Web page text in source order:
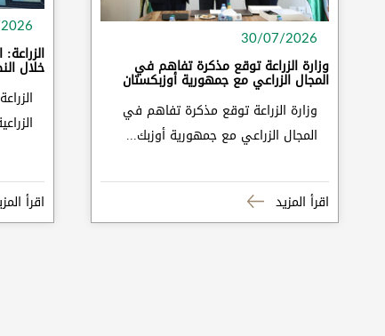
30/07/2026
وزارة الزراعة توقع مذكرة تفاهم في
المجال الزراعي مع جمهورية أوزبكستان
وزارة الزراعة توقع مذكرة تفاهم في
المجال الزراعي مع جمهورية أوزبك...
اقرأ المزيد
خلال
اقرأ